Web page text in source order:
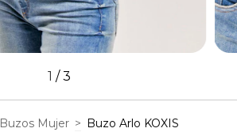
1 /3
Buzos Mujer > Buzo Arlo KOXIS